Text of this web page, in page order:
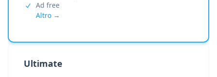
Ad free
Altro →
Ultimate